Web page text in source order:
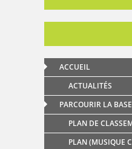
ACCUEIL
ACTUALITÉS
PARCOURIR LA
PLAN DE
PLAN (MUSIQUE